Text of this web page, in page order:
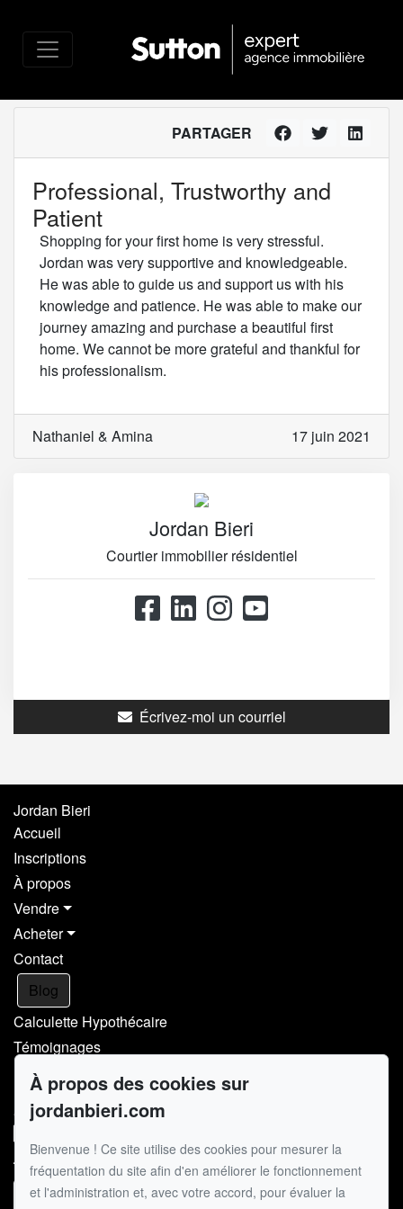
PARTAGER
Professional, Trustworthy and
Patient
Shopping for your first home is very stressful.
Jordan was very supportive and knowledgeable.
He was able to guide us and support us with his
knowledge and patience. He was able to make our
journey amazing and purchase a beautiful first
home. We cannot be more grateful and thankful for
his professionalism.
Nathaniel & Amina 17 juin 2021
Jordan Bieri
Courtier immobilier résidentiel
Écrivez-moi un courriel
Jordan Bieri
Accueil
Inscriptions
À propos
Vendre
Acheter
Contact
Blog
Calculette Hypothécaire
Témoignages
Pour me joindre
GROUPE SUTTON - EXPERT
514.426.4545
Écrivez-moi un courriel
À propos des cookies sur
jordanbieri.com
Bienvenue ! Ce site utilise des cookies pour mesurer la
fréquentation du site afin d'en améliorer le fonctionnement
et l'administration et, avec votre accord, pour évaluer la